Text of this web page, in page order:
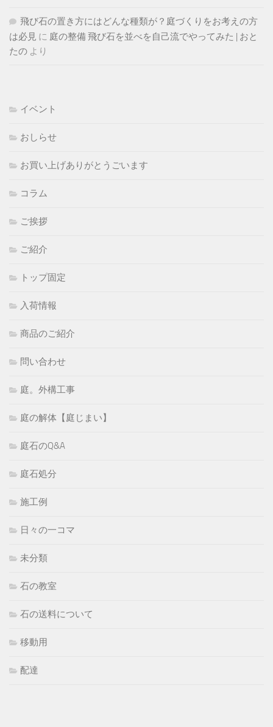
飛び石の置き方にはどんな種類が？庭づくりをお考えの方
は必見 に 庭の整備 飛び石を並べを自己流でやってみた | おと
たの より
イベント
おしらせ
お買い上げありがとうごいます
コラム
ご挨拶
ご紹介
トップ固定
入荷情報
商品のご紹介
問い合わせ
庭。外構工事
庭の解体【庭じまい】
庭石のQ&A
庭石処分
施工例
日々の一コマ
未分類
石の教室
石の送料について
移動用
配達